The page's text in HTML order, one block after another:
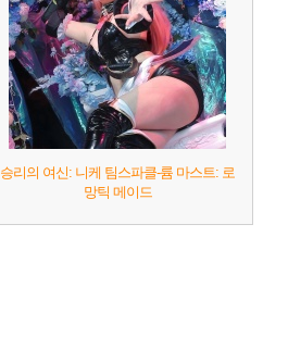
승리의 여신: 니케 팀스파클-륨 마스트: 로
망틱 메이드